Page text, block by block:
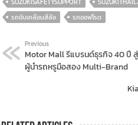
รถขับเคลื่อนสี่ล้อ
รถออฟโรด
Previous
Motor Mall รีแบรนด์ธุรกิจ 40 ปี สู่
ผู้นำรถหรูมือสอง Multi-Brand